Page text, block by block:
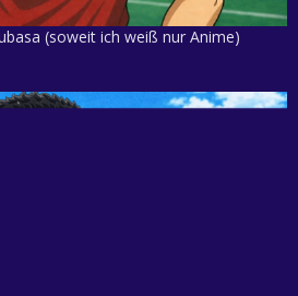
(soweit ich weiß nur Anime)